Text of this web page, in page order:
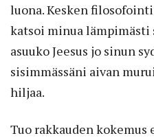
luona. Kesken
katsoi minua
asuuko Jeesus jo sinun
sisimmässäni aivan
hiljaa.
Tuo rakkauden kokemus